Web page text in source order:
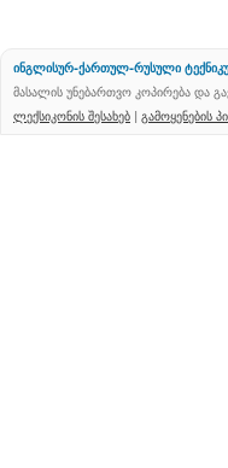
ინგლისურ-ქართულ-რუსული
მასალის უნებართვო კოპირება და
ლექსიკონის შესახებ | გამოყენების